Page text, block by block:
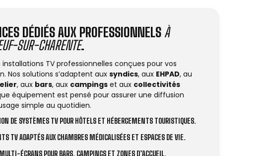
DÉDIÉS AUX PROFESSIONNELS À
SUR-CHARENTE.
installations TV professionnelles conçues pour vos
Nos solutions s’adaptent auxsyndics, aux EHPAD, au
, aux bars, aux campings et aux collectivités
équipement est pensé pour assurer une diffusion
simple au quotidien.
DE SYSTÈMES TV POUR HÔTELS ET HÉBERGEMENTS TOURISTIQUES.
TV ADAPTÉS AUX CHAMBRES MÉDICALISÉES ET ESPACES DE VIE.
ÉCRANS POUR BARS, CAMPINGS ET ZONES D’ACCUEIL.